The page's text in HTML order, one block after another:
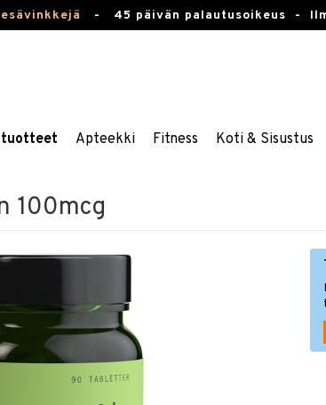
- 45 päivän palautusoikeus -
Apteekki Fitness Koti & Sisustus
100mcg